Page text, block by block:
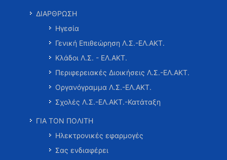
ΔΙΑΡΘΡΩΣΗ
Ηγεσία
Γενική Επιθεώρηση Λ.Σ.-ΕΛ.ΑΚΤ.
Κλάδοι Λ.Σ. - ΕΛ.ΑΚΤ.
Περιφερειακές Διοικήσεις Λ.Σ.-ΕΛ.ΑΚΤ.
Οργανόγραμμα Λ.Σ.-ΕΛ.ΑΚΤ.
Σχολές Λ.Σ.-ΕΛ.ΑΚΤ.-Κατάταξη
ΓΙΑ ΤΟΝ ΠΟΛΙΤΗ
Ηλεκτρονικές εφαρμογές
Σας ενδιαφέρει